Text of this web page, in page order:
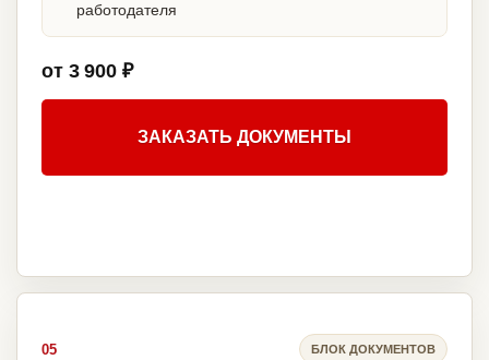
работодателя
от 3 900 ₽
ЗАКАЗАТЬ ДОКУМЕНТЫ
05 БЛОК ДОКУМЕНТОВ